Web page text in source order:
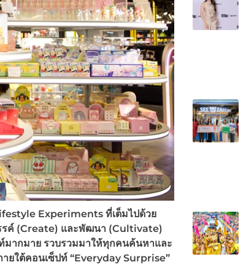
Experiments ที่เต็มไปด้วย
รค์ (Create) และพัฒนา (Cultivate)
มากมาย รวบรวมมาให้ทุกคนค้นหาและ
ยใต้คอนเซ็ปท์ “Everyday Surprise”